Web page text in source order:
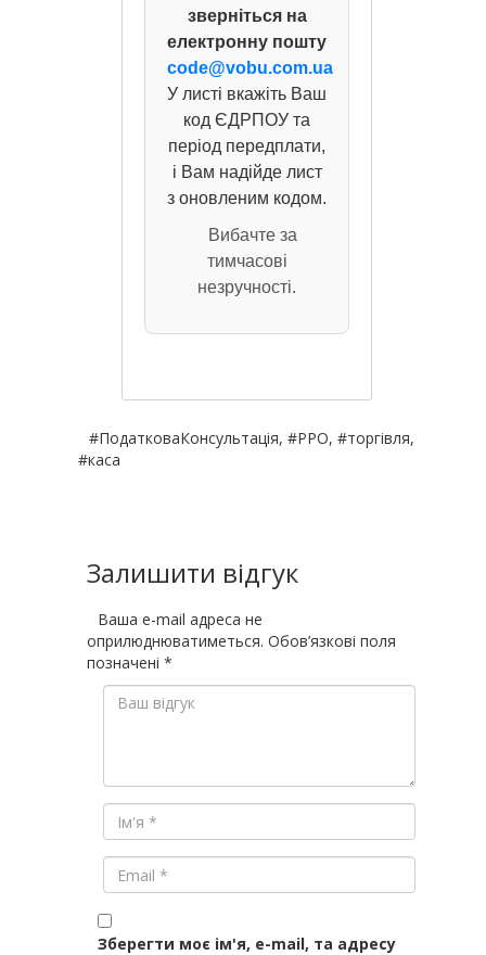
зверніться на
електронну пошту
code@vobu.com.ua
У листі вкажіть Ваш
код ЄДРПОУ та
період передплати,
і Вам надійде лист
з оновленим кодом.
Вибачте за
тимчасові
незручності.
#ПодатковаКонсультація, #РРО, #торгівля,
#каса
Залишити відгук
Ваша e-mail адреса не
оприлюднюватиметься. Обов’язкові поля
позначені *
Зберегти моє ім'я, e-mail, та адресу